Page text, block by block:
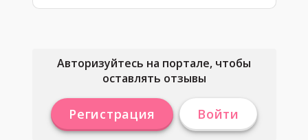
Авторизуйтесь на портале, чтобы
оставлять отзывы
Регистрация Войти